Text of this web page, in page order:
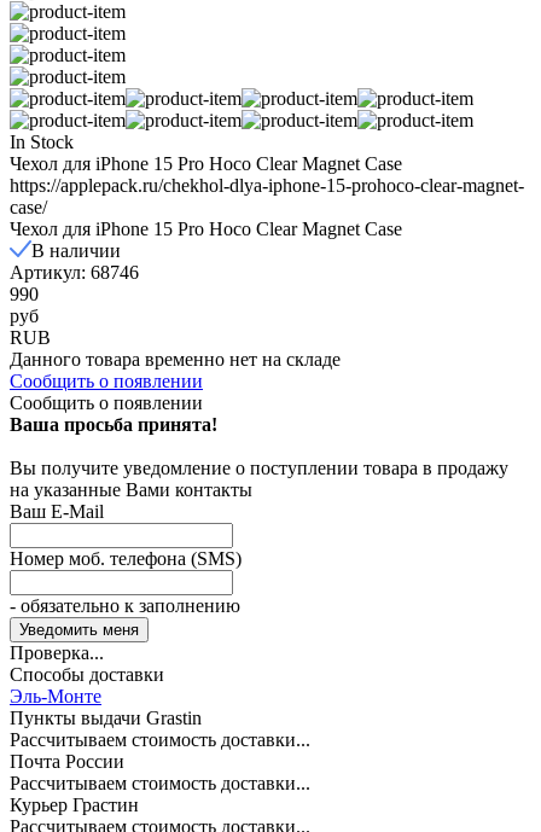
In Stock
Чехол для iPhone 15 Pro Hoco Clear Magnet Case
https://applepack.ru/chekhol-dlya-iphone-15-prohoco-clear-magnet-
case/
Чехол для iPhone 15 Pro Hoco Clear Magnet Case
В наличии
Артикул: 68746
990
руб
RUB
Данного товара временно нет на складе
Сообщить о появлении
Сообщить о появлении
Ваша просьба принята!
Вы получите уведомление о поступлении товара в продажу
на указанные Вами контакты
Ваш E-Mail
Номер моб. телефона (SMS)
- обязательно к заполнению
Проверка...
Способы доставки
Эль-Монте
Пункты выдачи Grastin
Рассчитываем стоимость доставки...
Почта России
Рассчитываем стоимость доставки...
Курьер Грастин
Рассчитываем стоимость доставки...